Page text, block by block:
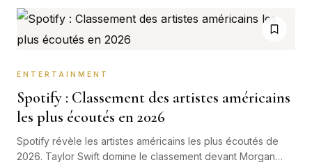
ENTERTAINMENT
Spotify : Classement des artistes américains
les plus écoutés en 2026
Spotify révèle les artistes américains les plus écoutés de
2026. Taylor Swift domine le classement devant Morgan